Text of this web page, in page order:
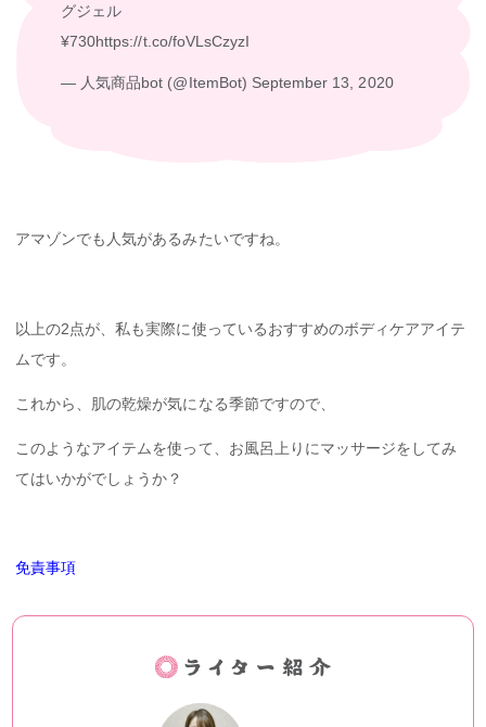
グジェル
¥730https://t.co/foVLsCzyzI
— 人気商品bot (@ItemBot) September 13, 2020
アマゾンでも人気があるみたいですね。
以上の2点が、私も実際に使っているおすすめのボディケアアイテ
ムです。
これから、肌の乾燥が気になる季節ですので、
このようなアイテムを使って、お風呂上りにマッサージをしてみ
てはいかがでしょうか？
免責事項